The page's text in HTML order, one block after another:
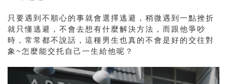
只要遇到不順心的事就會選擇逃避， 稍微遇到一點挫折
就只懂逃避，不會去想有什麼解決方法， 而跟他爭吵
時，常常都不說話，這種男生也真的不會是好的交往對
象~怎麼能交托自己一生給他呢？